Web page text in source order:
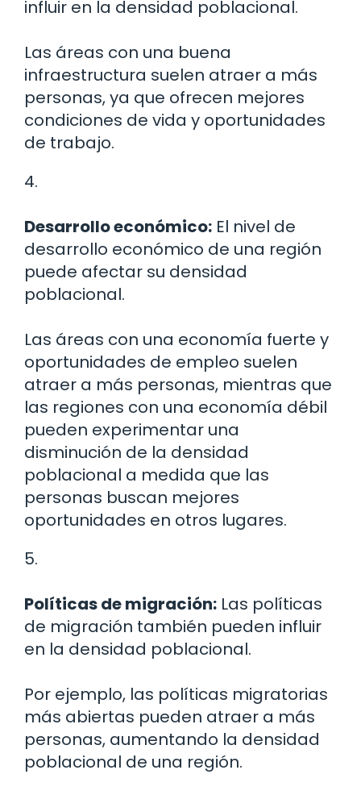
influir en la densidad poblacional.
Las áreas con una buena
infraestructura suelen atraer a más
personas, ya que ofrecen mejores
condiciones de vida y oportunidades
de trabajo.
4.
Desarrollo económico: El nivel de
desarrollo económico de una región
puede afectar su densidad
poblacional.
Las áreas con una economía fuerte y
oportunidades de empleo suelen
atraer a más personas, mientras que
las regiones con una economía débil
pueden experimentar una
disminución de la densidad
poblacional a medida que las
personas buscan mejores
oportunidades en otros lugares.
5.
Políticas de migración: Las políticas
de migración también pueden influir
en la densidad poblacional.
Por ejemplo, las políticas migratorias
más abiertas pueden atraer a más
personas, aumentando la densidad
poblacional de una región.